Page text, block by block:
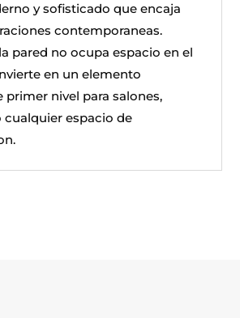
y sofisticado que encaja
contemporaneas.
pared no ocupa espacio en el
en un elemento
primer nivel para salones,
cualquier espacio de